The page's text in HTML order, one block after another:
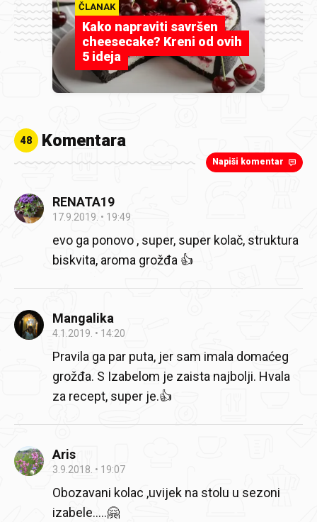
ČLANAK
Kako napraviti savršen
cheesecake? Kreni od ovih
5 ideja
48 Komentara
Napiši komentar
RENATA19
17.9.2019. 19:49
evo ga ponovo , super, super kolač, struktura
biskvita, aroma grožđa 👍
Mangalika
4.1.2019. 14:20
Pravila ga par puta, jer sam imala domaćeg
grožđa. S Izabelom je zaista najbolji. Hvala
za recept, super je.👍
Aris
3.9.2018. 19:07
Obozavani kolac ,uvijek na stolu u sezoni
izabele.....🤗